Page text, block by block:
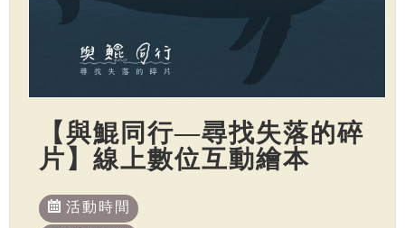
【與鯤同行—尋找失落的碎
片】線上數位互動繪本
活動時間